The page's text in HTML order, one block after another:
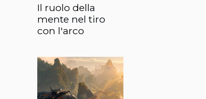
Il ruolo della
mente nel tiro
con l'arco